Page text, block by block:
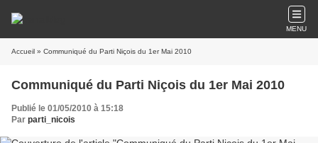
MENU
Accueil » Communiqué du Parti Niçois du 1er Mai 2010
Communiqué du Parti Niçois du 1er Mai 2010
Publié le 01/05/2010 à 15:18
Par parti_nicois